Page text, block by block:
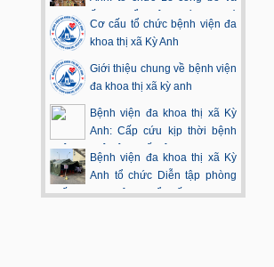
trao quyết định bổ nhiệm chức vụ Phó
Giám đốc bệnh viện.
Cơ cấu tổ chức bệnh viện đa
khoa thị xã Kỳ Anh
Giới thiệu chung về bệnh viện
đa khoa thị xã kỳ anh
Bệnh viện đa khoa thị xã Kỳ
Anh: Cấp cứu kịp thời bệnh
nhân bị ngộ độc thuốc tê
Bệnh viện đa khoa thị xã Kỳ
Anh tổ chức Diễn tập phòng
chống dịch viêm phổi cấp do virus